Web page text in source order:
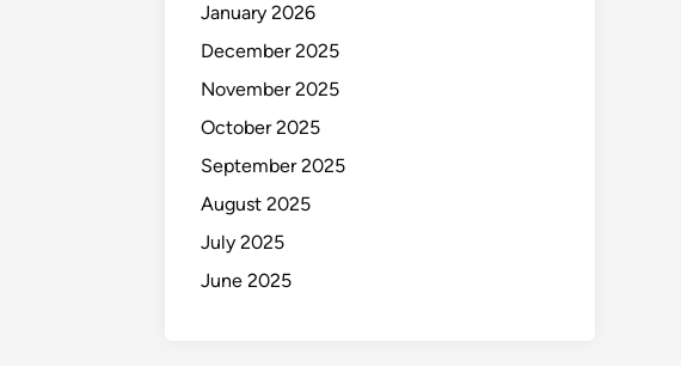
January 2026
December 2025
November 2025
October 2025
September 2025
August 2025
July 2025
June 2025